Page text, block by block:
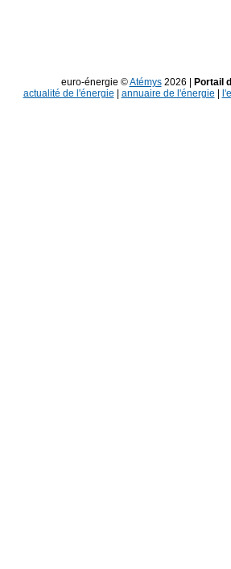
euro-énergie ©Atémys2026 |
Portail
actualité de l'énergie
annuaire de l'énergie